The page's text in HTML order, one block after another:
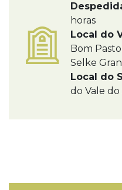
horas
Local do
Bom
Selke
Local do
do Vale